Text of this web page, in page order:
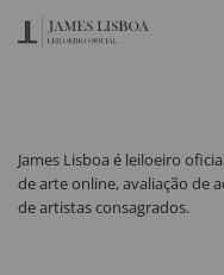
James Lisboa é leiloeiro
de arte online, avaliação de
de artistas consagrados.